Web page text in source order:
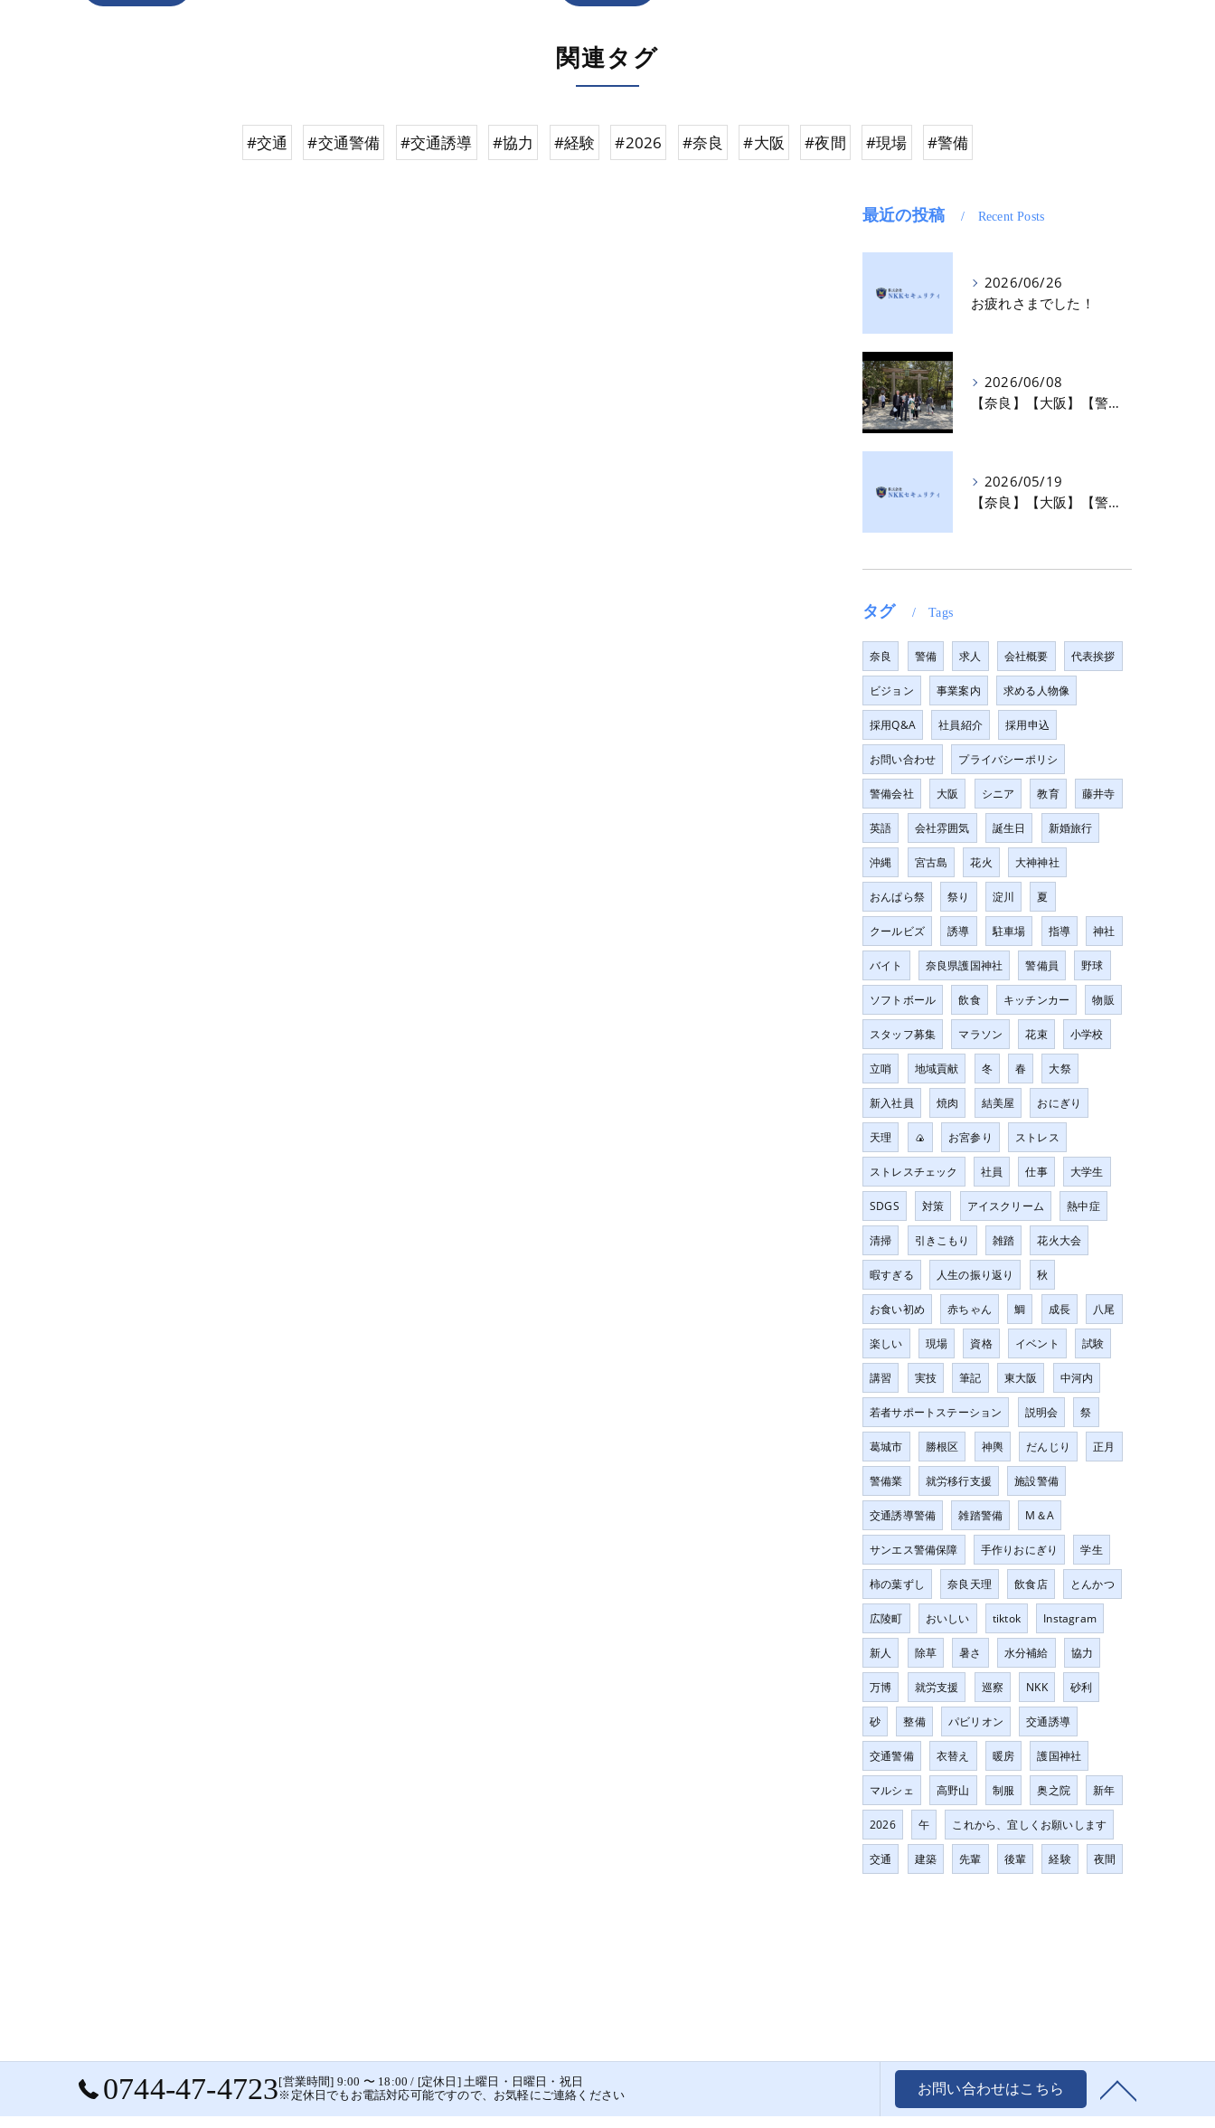
関連タグ
#交通 #交通警備 #交通誘導 #協力 #経験 #2026 #奈良 #大阪 #夜間 #現場 #警備
最近の投稿 Recent Posts
2026/06/26
お疲れさまでした！
2026/06/08
【奈良】【大阪】【警備】 第2子誕生‼
2026/05/19
【奈良】【大阪】【警備】 世の中の変容と、変わらざるを得ない交通誘導の当たり前
タグ Tags
奈良 警備 求人 会社概要 代表挨拶
ビジョン 事業案内 求める人物像
採用Q&A 社員紹介 採用申込
お問い合わせ プライバシーポリシ
警備会社 大阪 シニア 教育 藤井寺
英語 会社雰囲気 誕生日 新婚旅行
沖縄 宮古島 花火 大神神社
おんぱら祭 祭り 淀川 夏
クールビズ 誘導 駐車場 指導 神社
バイト 奈良県護国神社 警備員 野球
ソフトボール 飲食 キッチンカー 物販
スタッフ募集 マラソン 花束 小学校
立哨 地域貢献 冬 春 大祭
新入社員 焼肉 結美屋 おにぎり
天理 🍙 お宮参り ストレス
ストレスチェック 社員 仕事 大学生
SDGS 対策 アイスクリーム 熱中症
清掃 引きこもり 雑踏 花火大会
暇すぎる 人生の振り返り 秋
お食い初め 赤ちゃん 鯛 成長 八尾
楽しい 現場 資格 イベント 試験
講習 実技 筆記 東大阪 中河内
若者サポートステーション 説明会 祭
葛城市 勝根区 神輿 だんじり 正月
警備業 就労移行支援 施設警備
交通誘導警備 雑踏警備 M＆A
サンエス警備保障 手作りおにぎり 学生
柿の葉ずし 奈良天理 飲食店 とんかつ
広陵町 おいしい tiktok Instagram
新人 除草 暑さ 水分補給 協力
万博 就労支援 巡察 NKK 砂利
砂 整備 パビリオン 交通誘導
交通警備 衣替え 暖房 護国神社
マルシェ 高野山 制服 奥之院 新年
2026 午 これから、宜しくお願いします
交通 建築 先輩 後輩 経験 夜間
0744-47-4723 [営業時間] 9:00 〜 18:00 / [定休日] 土曜日・日曜日・祝日
※定休日でもお電話対応可能ですので、お気軽にご連絡ください
お問い合わせはこちら